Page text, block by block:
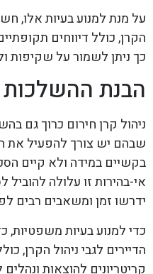
על מנת למנוע בעיות אלו,
הקרן, כולל דיווחים
כך ניתן לשמור על שקיפות
הבנת
ניהול קרן חירום כרוך גם
שבהם יש צורך להפעיל את
בקשיים במידה ולא קיים
אי-בהירות זו עלולה
ידרשו זמן ומשאבים רבים
כדי למנוע בעיות משפטיות,
הדיירים לגבי ניהול הקרן,
קריטריונים להוצאות